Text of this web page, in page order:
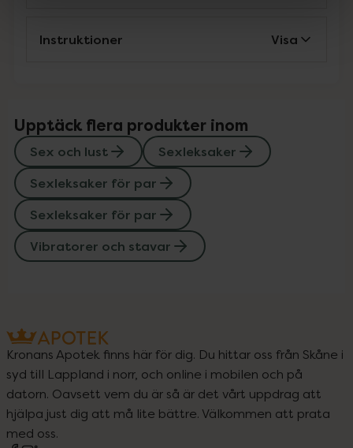
Instruktioner Visa
Upptäck flera produkter inom
Sex och lust
Sexleksaker
Sexleksaker för par
Sexleksaker för par
Vibratorer och stavar
Kronans Apotek finns här för dig. Du hittar oss från Skåne i
syd till Lappland i norr, och online i mobilen och på
datorn. Oavsett vem du är så är det vårt uppdrag att
hjälpa just dig att må lite bättre. Välkommen att prata
med oss.